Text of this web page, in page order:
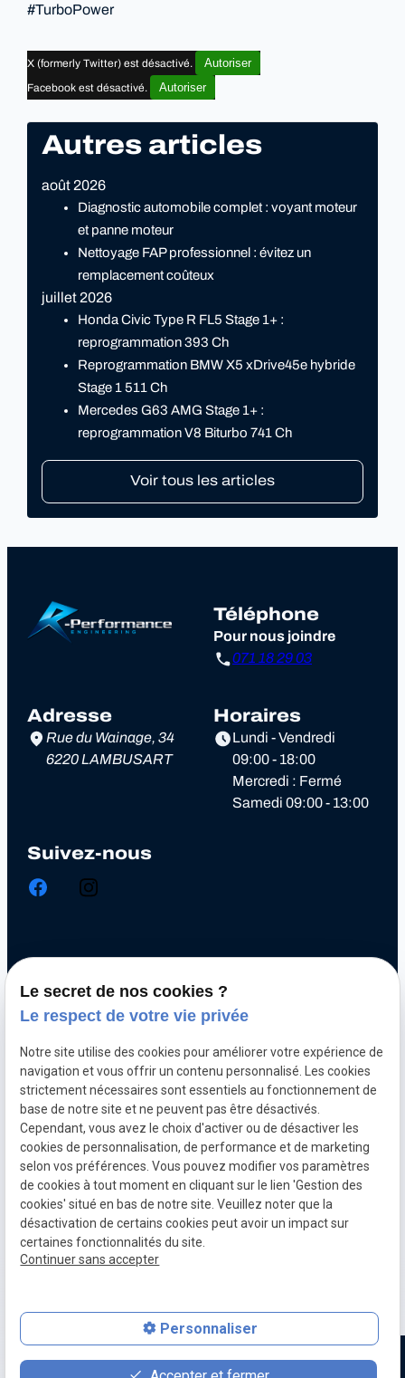
#TurboPower
X (formerly Twitter) est désactivé. Autoriser
Facebook est désactivé. Autoriser
Autres articles
août 2026
Diagnostic automobile complet : voyant moteur
et panne moteur
Nettoyage FAP professionnel : évitez un
remplacement coûteux
juillet 2026
Honda Civic Type R FL5 Stage 1+ :
reprogrammation 393 Ch
Reprogrammation BMW X5 xDrive45e hybride
Stage 1 511 Ch
Mercedes G63 AMG Stage 1+ :
reprogrammation V8 Biturbo 741 Ch
Voir tous les articles
Téléphone
Pour nous joindre
071 18 29 03
Adresse
Rue du Wainage, 34
6220 LAMBUSART
Horaires
Lundi - Vendredi
09:00 - 18:00
Mercredi : Fermé
Samedi 09:00 - 13:00
Suivez-nous
Optimisation automobile
Diagnostic électronique
Echappement inox et titane
Décalaminage hydrogène
Clonage de calculateur moteur
Mentions
légales
Politique de
confidentialité
Gestion
des
cookies
Plan du
site
CGV
Le secret de nos cookies ?
Le respect de votre vie privée
Notre site utilise des cookies pour améliorer votre expérience de
navigation et vous offrir un contenu personnalisé. Les cookies
strictement nécessaires sont essentiels au fonctionnement de
base de notre site et ne peuvent pas être désactivés.
Cependant, vous avez le choix d'activer ou de désactiver les
cookies de personnalisation, de performance et de marketing
selon vos préférences. Vous pouvez modifier vos paramètres
de cookies à tout moment en cliquant sur le lien 'Gestion des
cookies' situé en bas de notre site. Veuillez noter que la
désactivation de certains cookies peut avoir un impact sur
certaines fonctionnalités du site.
Continuer sans accepter
Personnaliser